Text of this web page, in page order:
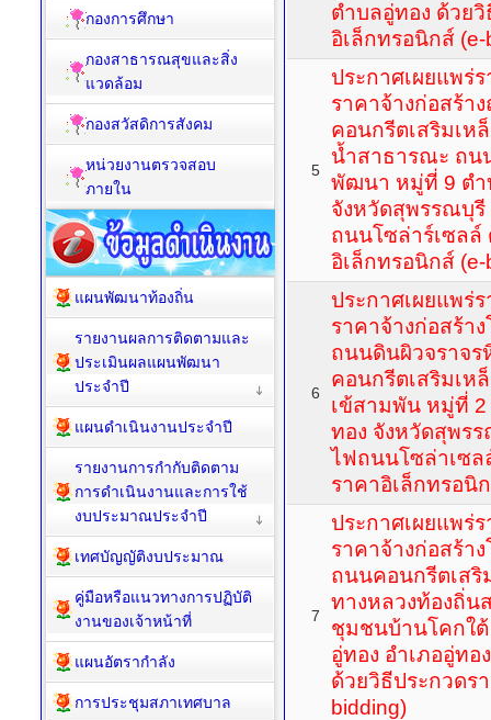
ตำบลอู่ทอง ด้วย
อิเล็กทรอนิกส์ (e-
5
ประกาศเผยแพร่
ราคาจ้างก่อสร้า
คอนกรีตเสริมเห
น้ำสาธารณะ ถ
พัฒนา หมู่ที่ 9 ตำ
จังหวัดสุพรรณบุรี
ถนนโซล่าร์เซลล์
อิเล็กทรอนิกส์ (e-
6
ประกาศเผยแพร่
ราคาจ้างก่อสร้า
ถนนดินผิวจราจ
คอนกรีตเสริมเห
เข้สามพัน หมู่ที่ 2
ทอง จังหวัดสุพร
ไฟถนนโซล่าเซล
ราคาอิเล็กทรอนิ
7
ประกาศเผยแพร่
ราคาจ้างก่อสร้า
ถนนคอนกรีตเสริ
ทางหลวงท้องถิ่น
ชุมชนบ้านโคกใ
อู่ทอง อำเภออู่ท
ด้วยวิธีประกวดร
bidding)
กองการศึกษา
กองสาธารณสุขและสิ่ง
แวดล้อม
กองสวัสดิการสังคม
หน่วยงานตรวจสอบ
ภายใน
แผนพัฒนาท้องถิ่น
รายงานผลการติดตามและ
ประเมินผลแผนพัฒนา
ประจำปี
แผนดำเนินงานประจำปี
รายงานการกำกับติดตาม
การดำเนินงานและการใช้
งบประมาณประจำปี
เทศบัญญัติงบประมาณ
คู่มือหรือแนวทางการปฏิบัติ
งานของเจ้าหน้าที่
แผนอัตรากำลัง
การประชุมสภาเทศบาล